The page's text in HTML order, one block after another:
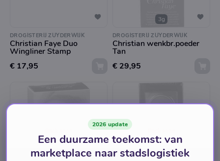
DROGISTERIJ ZUYDERWIJK
Christian Faye Duo
Wingliner Stamp
€ 17,95
3g
DROGISTERIJ ZUYDERWIJK
Christian wenkbr.poeder
Tan
€ 29,95
2026 update
Een duurzame toekomst: van
marketplace naar stadslogistiek